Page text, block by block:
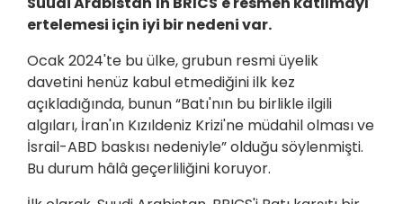
ertelemesi için iyi bir nedeni var.
Ocak 2024'te bu ülke, grubun resmi üyelik
davetini henüz kabul etmediğini ilk kez
açıkladığında, bunun “Batı'nın bu birlikle ilgili
algıları, İran'ın Kızıldeniz Krizi'ne müdahil olması ve
İsrail-ABD baskısı nedeniyle” olduğu söylenmişti.
Bu durum hâlâ geçerliliğini koruyor.